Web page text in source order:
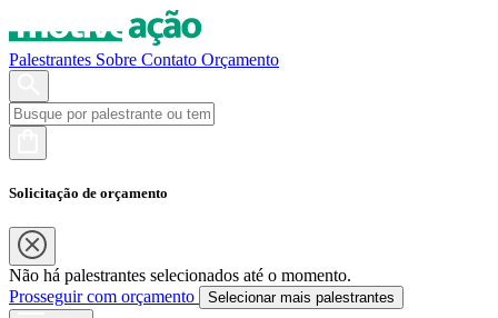
Palestrantes Sobre Contato Orçamento
Solicitação de orçamento
Não há palestrantes selecionados até o momento.
Prosseguir com orçamento
Selecionar mais palestrantes